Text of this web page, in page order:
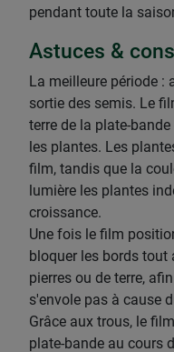
pendant toute la
Astuces &
La meilleure période :
sortie des semis. Le
terre de la plate-
les plantes. Les
film, tandis que la
lumière les plantes
croissance.
Une fois le film
bloquer les bords tout
pierres ou de terre,
s'envole pas à cause
Grâce aux trous, le
plate-bande au cours